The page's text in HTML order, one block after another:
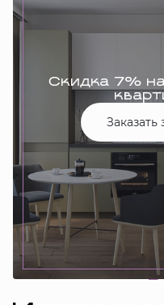
Скидка 7%
Заказать